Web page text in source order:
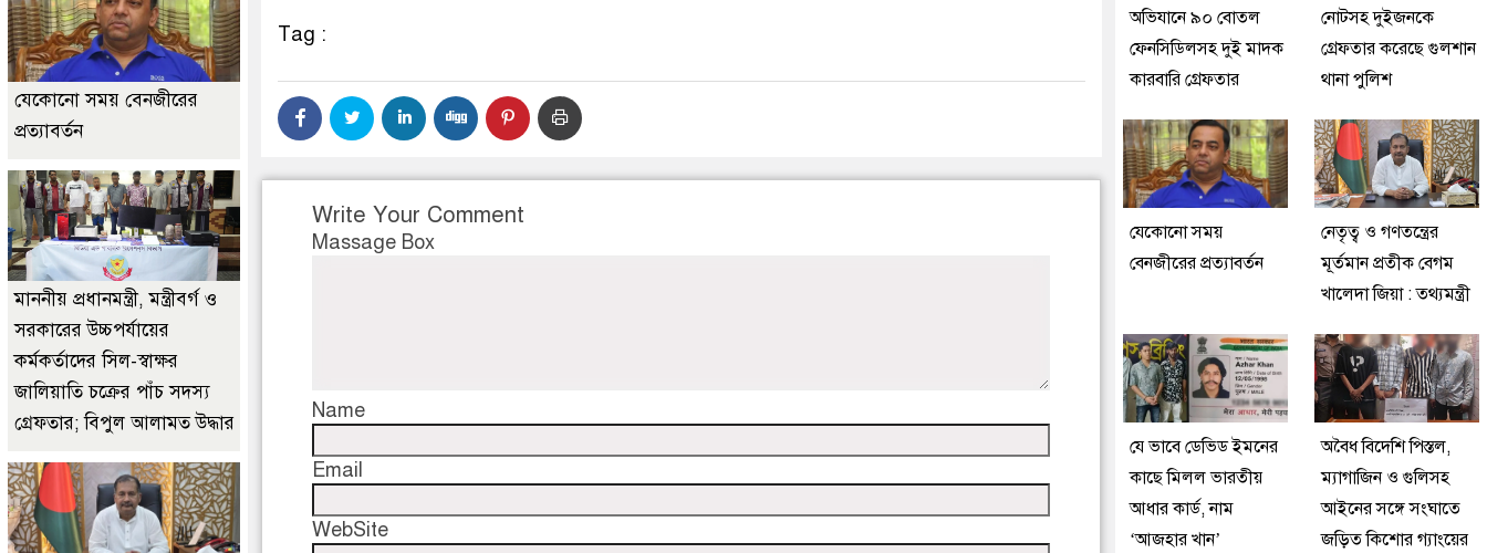
Tag :
Write Your Comment
Massage Box
Name
Email
WebSite
যেকোনো সময় বেনজীরের
প্রত্যাবর্তন
মাননীয় প্রধানমন্ত্রী, মন্ত্রীবর্গ ও
সরকারের উচ্চপর্যায়ের
কর্মকর্তাদের সিল-স্বাক্ষর
জালিয়াতি চক্রের পাঁচ সদস্য
গ্রেফতার; বিপুল আলামত উদ্ধার
অভিযানে ৯০ বোতল
ফেনসিডিলসহ দুই মাদক
কারবারি গ্রেফতার
নোটসহ দুইজনকে
গ্রেফতার করেছে গুলশান
থানা পুলিশ
যেকোনো সময়
বেনজীরের প্রত্যাবর্তন
নেতৃত্ব ও গণতন্ত্রের
মূর্তমান প্রতীক বেগম
খালেদা জিয়া : তথ্যমন্ত্রী
যে ভাবে ডেভিড ইমনের
কাছে মিলল ভারতীয়
আধার কার্ড, নাম
‘আজহার খান’
অবৈধ বিদেশি পিস্তল,
ম্যাগাজিন ও গুলিসহ
আইনের সঙ্গে সংঘাতে
জড়িত কিশোর গ্যাংয়ের